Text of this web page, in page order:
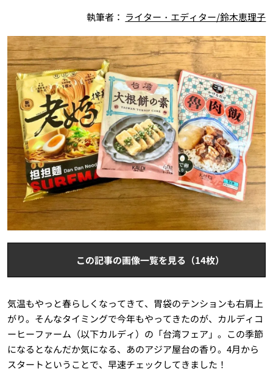
執筆者： ライター・エディター/鈴木恵理子
この記事の画像一覧を見る（14枚）
気温もやっと春らしくなってきて、胃袋のテンションも右肩上
がり。そんなタイミングで今年もやってきたのが、カルディコ
ーヒーファーム（以下カルディ）の「台湾フェア」。この季節
になるとなんだか気になる、あのアジア屋台の香り。4月から
スタートということで、早速チェックしてきました！